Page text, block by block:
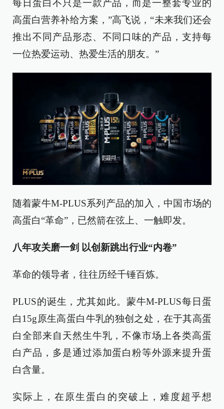
每日蛋白不只是一款产品，而是一整套专业的
高蛋白营养补给方案，”高飞说，“未来我们还会
推出不同产品形态、不同口味的产品，支持每
一位热爱运动、热爱生活的朋友。”
随着蒙牛M-PLUS系列产品的加入，中国市场的
高蛋白“革命”，已然箭在弦上、一触即发。
八年攻关磨一剑 以创新跳出行业“内卷”
革命的领导者，往往历经千锤百炼。
PLUS的诞生，尤其如此。蒙牛M-PLUS每日蛋
白15g原生高蛋白牛乳的独创之处，在于其高蛋
白全部来自天然生牛乳，不像市场上各类高蛋
白产品，多是通过添加蛋白粉等外源来提升蛋
白含量。
实际上，在原生蛋白的突破上，难度超乎想